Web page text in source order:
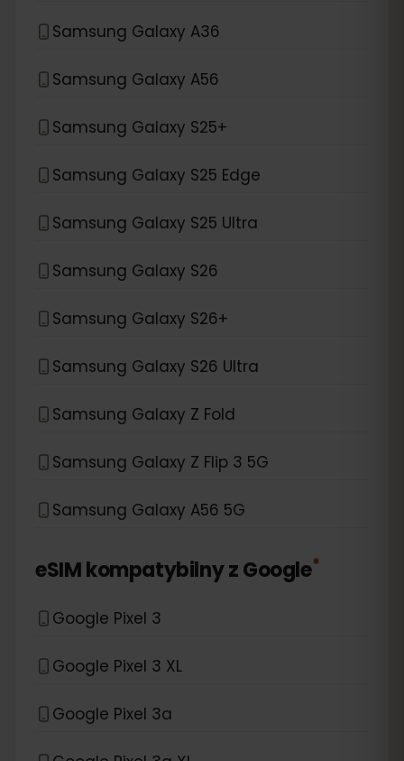
Samsung Galaxy A36
Samsung Galaxy A56
Samsung Galaxy S25+
Samsung Galaxy S25 Edge
Samsung Galaxy S25 Ultra
Samsung Galaxy S26
Samsung Galaxy S26+
Samsung Galaxy S26 Ultra
Samsung Galaxy Z Fold
Samsung Galaxy Z Flip 3 5G
Samsung Galaxy A56 5G
eSIM kompatybilny zGoogle*
Google Pixel 3
Google Pixel 3 XL
Google Pixel 3a